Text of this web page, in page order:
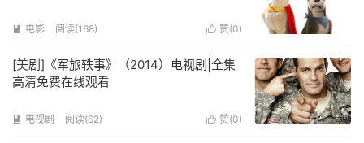
 赞(0)
 电影 阅读(168)
[美剧]《军旅轶事》（2014）电视剧|全集
高清免费在线观看
 赞(0)
 电视剧 阅读(62)